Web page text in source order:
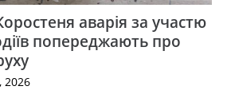
аварія за участю
попереджають про
2026